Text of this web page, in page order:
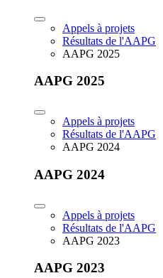
Appels à projets
Résultats de l'AAPG
AAPG 2025
AAPG 2025
Appels à projets
Résultats de l'AAPG
AAPG 2024
AAPG 2024
Appels à projets
Résultats de l'AAPG
AAPG 2023
AAPG 2023